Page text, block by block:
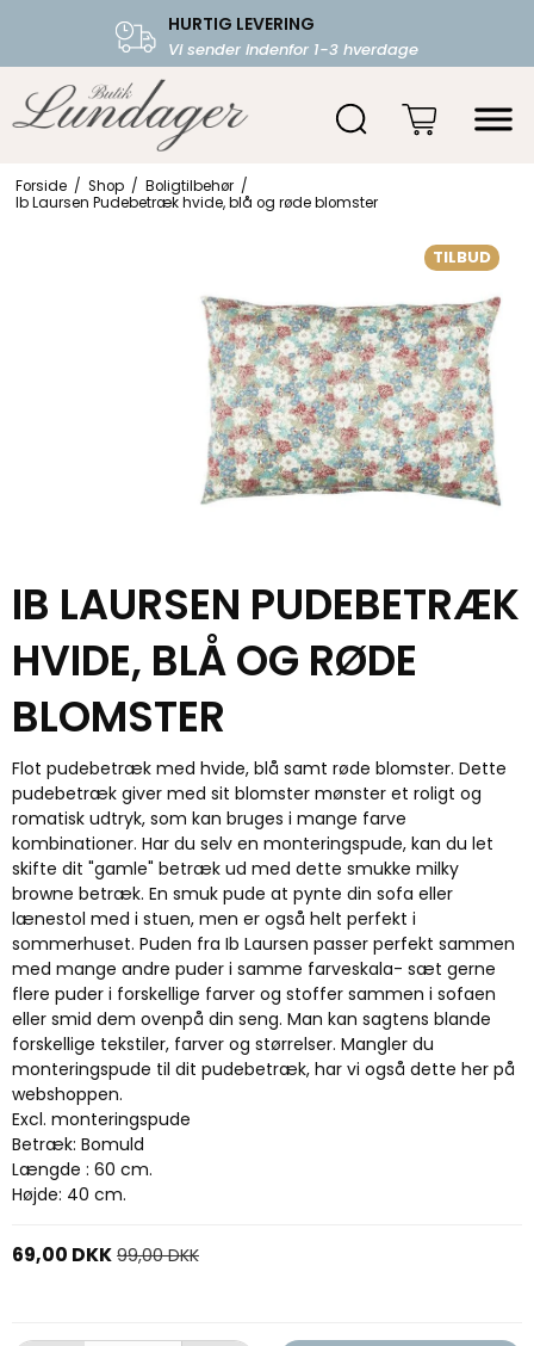
HURTIG LEVERING
Vi sender indenfor 1-3 hverdage
FRI FRAGT OVER 599.-
Starter fra 39,-
Forside / Shop / Boligtilbehør /
Ib Laursen Pudebetræk hvide, blå og røde blomster
TILBUD
IB LAURSEN PUDEBETRÆK
HVIDE, BLÅ OG RØDE
BLOMSTER
Flot pudebetræk med hvide, blå samt røde blomster. Dette
pudebetræk giver med sit blomster mønster et roligt og
romatisk udtryk, som kan bruges i mange farve
kombinationer. Har du selv en monteringspude, kan du let
skifte dit "gamle" betræk ud med dette smukke milky
browne betræk. En smuk pude at pynte din sofa eller
lænestol med i stuen, men er også helt perfekt i
sommerhuset. Puden fra Ib Laursen passer perfekt sammen
med mange andre puder i samme farveskala- sæt gerne
flere puder i forskellige farver og stoffer sammen i sofaen
eller smid dem ovenpå din seng. Man kan sagtens blande
forskellige tekstiler, farver og størrelser. Mangler du
monteringspude til dit pudebetræk, har vi også dette her på
webshoppen.
Excl. monteringspude
Betræk: Bomuld
Længde : 60 cm.
Højde: 40 cm.
69,00 DKK 99,00 DKK